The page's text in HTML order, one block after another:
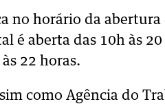
no horário da abertura
é aberta das 10h às 20
22 horas.
como Agência do